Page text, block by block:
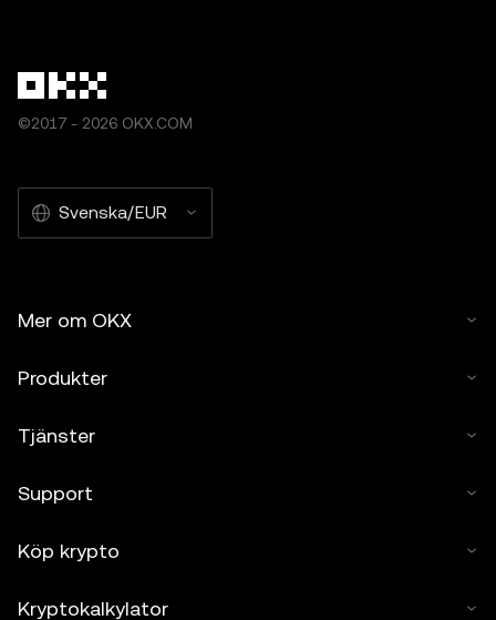
©2017 - 2026 OKX.COM
Svenska/EUR
Mer om OKX
Produkter
Tjänster
Support
Köp krypto
Kryptokalkylator